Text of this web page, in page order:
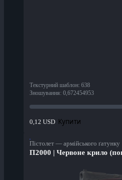
Текстурний шаблон: 638
Зношування: 0,672454953
0,12 USD Купити
Пістолет — армійського ґатунку
П2000 | Червоне крило